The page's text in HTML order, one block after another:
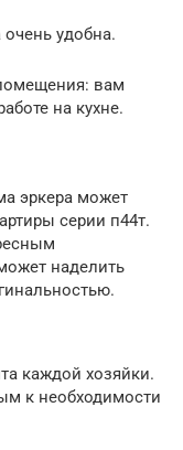
удобна.
вам
на кухне.
эркера может
серии п44т.
наделить
каждой хозяйки.
к необходимости